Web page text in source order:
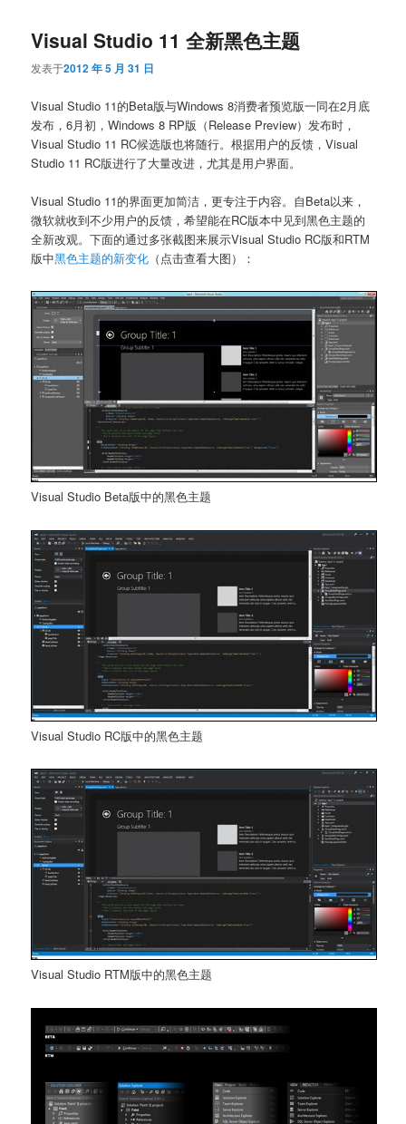
Visual Studio 11 全新黑色主题
发表于2012 年 5 月 31 日
Visual Studio 11的Beta版与Windows 8消费者预览版一同在2月底
发布，6月初，Windows 8 RP版（Release Preview）发布时，
Visual Studio 11 RC候选版也将随行。根据用户的反馈，Visual
Studio 11 RC版进行了大量改进，尤其是用户界面。
Visual Studio 11的界面更加简洁，更专注于内容。自Beta以来，
微软就收到不少用户的反馈，希望能在RC版本中见到黑色主题的
全新改观。下面的通过多张截图来展示Visual Studio RC版和RTM
版中黑色主题的新变化 （点击查看大图）：
Visual Studio Beta版中的黑色主题
Visual Studio RC版中的黑色主题
Visual Studio RTM版中的黑色主题